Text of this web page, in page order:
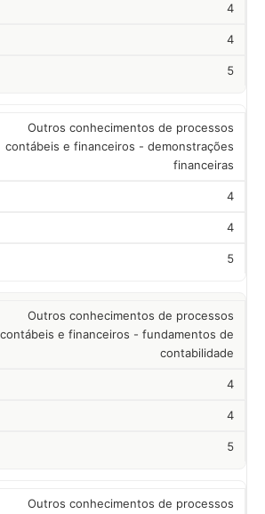
4
4
5
Outros conhecimentos de processos
contábeis e financeiros - demonstrações
financeiras
4
4
5
Outros conhecimentos de processos
contábeis e financeiros - fundamentos de
contabilidade
4
4
5
Outros conhecimentos de processos